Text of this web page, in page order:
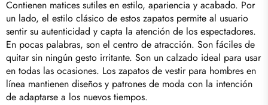
Contienen matices sutiles en estilo, apariencia y acabado. Por
un lado, el estilo clásico de estos zapatos permite al usuario
sentir su autenticidad y capta la atención de los espectadores.
En pocas palabras, son el centro de atracción. Son fáciles de
quitar sin ningún gesto irritante. Son un calzado ideal para usar
en todas las ocasiones. Los zapatos de vestir para hombres en
línea mantienen diseños y patrones de moda con la intención
de adaptarse a los nuevos tiempos.